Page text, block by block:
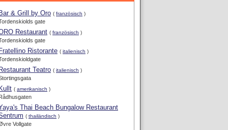
Bar & Grill by Oro ( französisch )
gate
Restaurant ( französisch )
gate
Fratellino Ristorante ( italienisch )
Restaurant Teatro ( italienisch )
Kullt ( amerikanisch )
Thai Beach Bungalow Restaurant
( thailändisch )
Vollgate